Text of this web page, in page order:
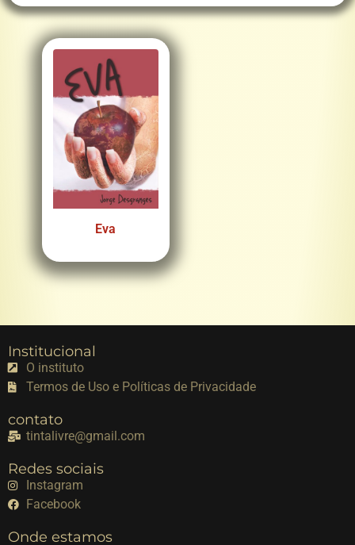
Eva
Institucional
O instituto
Termos de Uso e Políticas de Privacidade
contato
tintalivre@gmail.com
Redes sociais
Instagram
Facebook
Onde estamos